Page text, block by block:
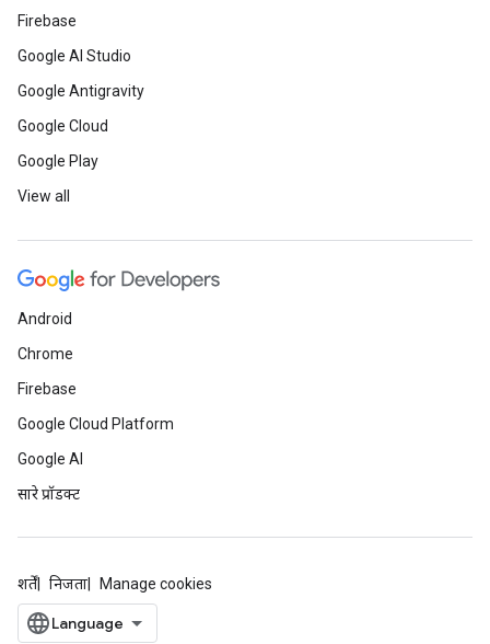
Firebase
Google AI Studio
Google Antigravity
Google Cloud
Google Play
View all
Android
Chrome
Firebase
Google Cloud Platform
Google AI
सारे प्रॉडक्ट
शर्तें निजता Manage cookies